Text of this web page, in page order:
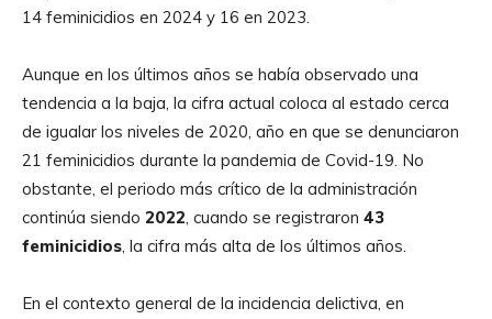
14 feminicidios en 2024 y 16 en 2023.
Aunque en los últimos años se había observado una
tendencia a la baja, la cifra actual coloca al estado cerca
de igualar los niveles de 2020, año en que se denunciaron
21 feminicidios durante la pandemia de Covid-19. No
obstante, el periodo más crítico de la administración
continúa siendo 2022, cuando se registraron 43
feminicidios, la cifra más alta de los últimos años.
En el contexto general de la incidencia delictiva, en